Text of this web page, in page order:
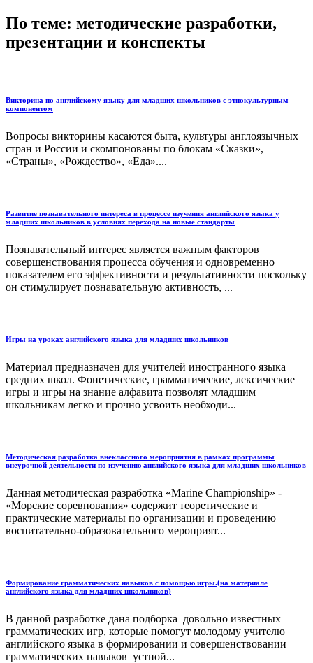
По теме: методические разработки,
презентации и конспекты
Викторина по английскому языку для младших школьников с этнокультурным
компонентом
Вопросы викторины касаются быта, культуры англоязычных
стран и России и скомпонованы по блокам «Сказки»,
«Страны», «Рождество», «Еда»....
Развитие познавательного интереса в процессе изучения английского языка у
младших школьников в условиях перехода на новые стандарты
Познавательный интерес является важным факторов
совершенствования процесса обучения и одновременно
показателем его эффективности и результативности поскольку
он стимулирует познавательную активность, ...
Игры на уроках английского языка для младших школьников
Материал предназначен для учителей иностранного языка
средних школ. Фонетические, грамматические, лексические
игры и игры на знание алфавита позволят младшим
школьникам легко и прочно усвоить необходи...
Методическая разработка внеклассного мероприятия в рамках программы
внеурочной деятельности по изучению английского языка для младших школьников
Данная методическая разработка «Marine Championship» -
«Морские соревнования» содержит теоретические и
практические материалы по организации и проведению
воспитательно-образовательного мероприят...
Формирование грамматических навыков с помощью игры.(на материале
английского языка для младших школьников)
В данной разработке дана подборка довольно известных
грамматических игр, которые помогут молодому учителю
английского языка в формировании и совершенствовании
грамматических навыков устной...